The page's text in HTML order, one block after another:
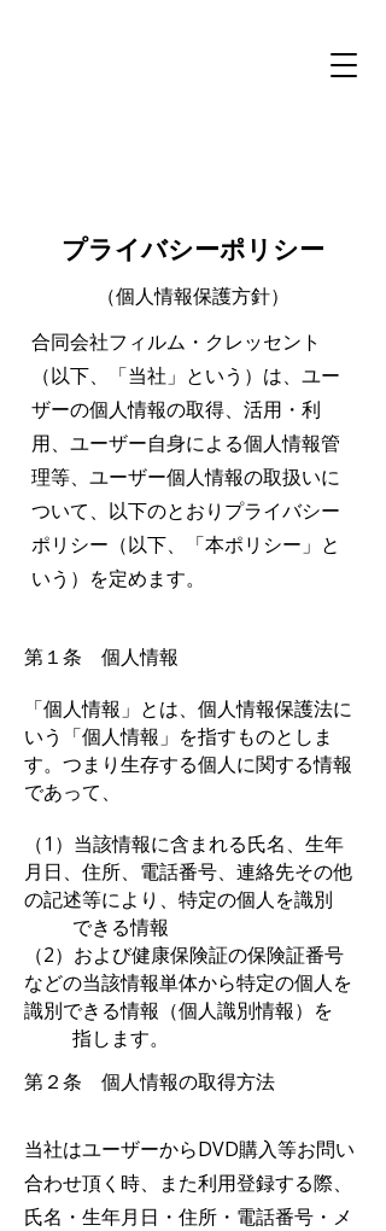
プライバシーポリシー
（個人情報保護方針）
合同会社フィルム・クレッセント
（以下、「当社」という）は、ユー
ザーの個人情報の取得、活用・利
用、ユーザー自身による個人情報管
理等、ユーザー個人情報の取扱いに
ついて、以下のとおりプライバシー
ポリシー（以下、「本ポリシー」と
いう）を定めます。
第１条 個人情報
「個人情報」とは、 個人情報保護法に
いう「個人情報」を指すものとしま
す。つまり生存する個人に関する情報
であって、
（1）当該情報に含まれる氏名、生年
月日、住所、電話番号、連絡先その他
の記述等により、特定の個人を識別
できる情報
（2）および健康保険証の保険証番号
などの当該情報単体から特定の個人を
識別できる情報（個人識別情報）を
指します。
第２条 個人情報の取得方法
当社はユーザーからDVD購入等お問い
合わせ頂く時、また利用登録する際、
氏名・生年月日・住所・電話番号・メ